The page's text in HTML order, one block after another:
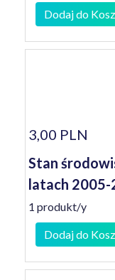
Dodaj do
3,00 PLN
Stan
latach
1 produkt/y
Dodaj do